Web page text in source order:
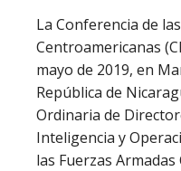
La Conferencia de
Centroamericanas
mayo de 2019, en
República de
Ordinaria de
Inteligencia y
las Fuerzas